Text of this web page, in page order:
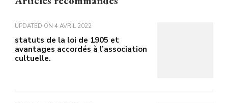
UPDATED ON 4 AVRIL 2022
statuts de la loi de 1905 et
avantages accordés à l’association
cultuelle.